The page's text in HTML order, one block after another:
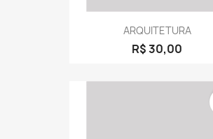
ARQUITETURA
R$ 30,00